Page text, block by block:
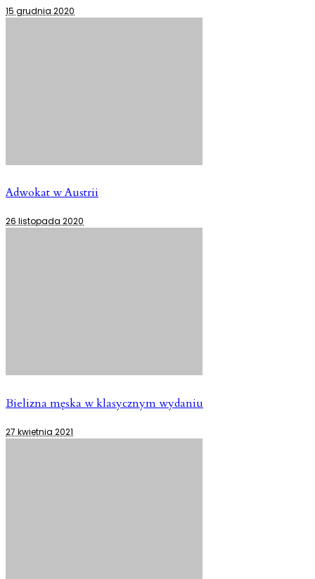
15 grudnia 2020
Adwokat w Austrii
26 listopada 2020
Bielizna męska w klasycznym wydaniu
27 kwietnia 2021